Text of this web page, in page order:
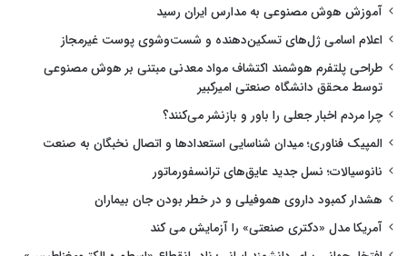
آموزش هوش مصنوعی به مدارس ایران رسید
اعلام اسامی ژل‌های تسکین‌دهنده و شست‌وشوی پوست غیرمجاز
طراحی پلتفرم هوشمند اکتشاف مواد معدنی مبتنی بر هوش مصنوعی
توسط محقق دانشگاه صنعتی امیرکبیر
چرا مردم اخبار جعلی را باور و بازنشر می‌کنند؟
المپیک فناوری؛ میدان شناسایی استعدادها و اتصال نخبگان به صنعت
نانوسیالات؛ نسل جدید عایق‌های ترانسفورماتور
هشدار کمبود داروی هموفیلی و در خطر بودن جان بیماران
آمریکا مدل «دکتری صنعتی» را آزمایش می کند